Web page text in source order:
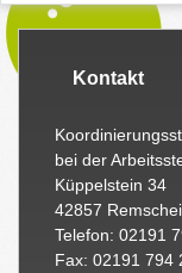
Kontakt
bei der
Küppelstein 34
42857
Telefon: 02191
Fax: 02191 794